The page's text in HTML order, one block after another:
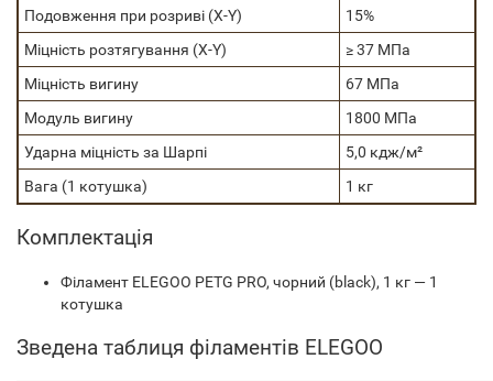
Подовження при розриві (X-Y)
15%
Міцність розтягування (X-Y)
≥ 37 МПа
Міцність вигину
67 МПа
Модуль вигину
1800 МПа
Ударна міцність за Шарпі
5,0 кдж/м²
Вага (1 котушка)
1 кг
Комплектація
Філамент ELEGOO PETG PRO, чорний (black), 1 кг — 1
котушка
Зведена таблиця філаментів ELEGOO